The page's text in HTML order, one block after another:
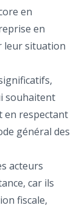
en
en
leur situation
souhaitent
en respectant
général des
acteurs
car ils
fiscale,